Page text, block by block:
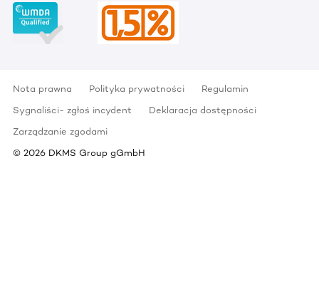
Nota prawna Polityka prywatności
Regulamin
Sygnaliści- zgłoś incydent
Deklaracja dostępności
Zarządzanie zgodami
© 2026 DKMS Group gGmbH